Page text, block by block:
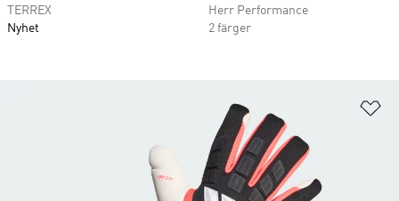
TERREX
Nyhet
Herr Performance
2 färger